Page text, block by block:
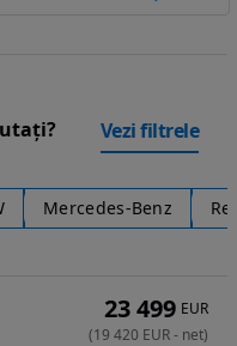
Vezi filtrele
Mercedes-Benz
23 499 EUR
(19 420 EUR- net)